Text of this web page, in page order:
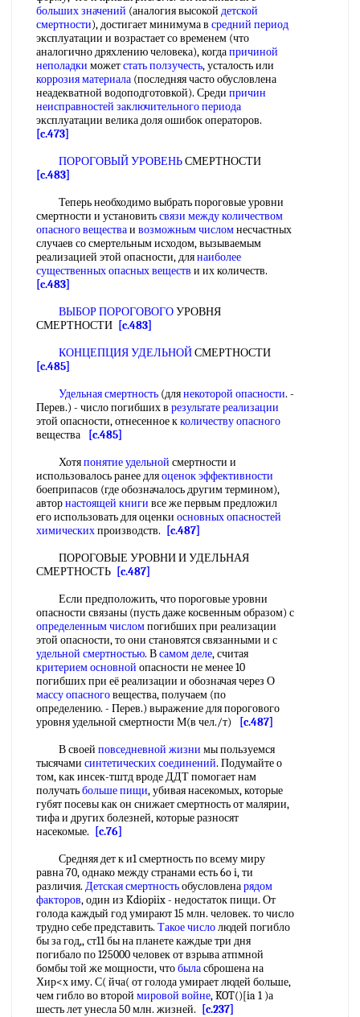
больших значений (аналогия высокой детской
смертности), достигает минимума в средний период
эксплуатации и возрастает со временем (что
аналогично дряхлению человека), когдапричиной
неполадки можетстать ползучесть, усталость или
коррозия материала (последняя часто обусловлена
неадекватной водоподготовкой). Среди причин
неисправностей заключительного периода
эксплуатации велика доля ошибок операторов.
[c.473]
ПОРОГОВЫЙ УРОВЕНЬСМЕРТНОСТИ
[c.483]
Теперь необходимо выбрать пороговые уровни
смертности и установитьсвязи междуколичеством
опасного веществаи возможным числомнесчастных
случаев со смертельным исходом, вызываемым
реализацией этой опасности, длянаиболее
существенныхопасных веществ и их количеств.
[c.483]
ВЫБОР ПОРОГОВОГОУРОВНЯ
СМЕРТНОСТИ [c.483]
КОНЦЕПЦИЯ УДЕЛЬНОЙСМЕРТНОСТИ
[c.485]
Удельная смертность (длянекоторой опасности. -
Перев.) - число погибших в результате реализации
этой опасности, отнесенное кколичеству опасного
вещества
[c.485]
Хотяпонятие удельной смертности и
использовалось ранее дляоценок эффективности
боеприпасов (где обозначалось другим термином),
авторнастоящей книги все же первым предложил
его использовать для оценки основных опасностей
химическихпроизводств.
[c.487]
ПОРОГОВЫЕ УРОВНИ И УДЕЛЬНАЯ
СМЕРТНОСТЬ [c.487]
Если предположить, что пороговые уровни
опасности связаны (пусть даже косвенным образом) с
определенным числомпогибших при реализации
этой опасности, то они становятся связанными и с
удельной смертностью. Всамом деле, считая
критерием основной опасности не менее 10
погибших при её реализации и обозначая через О
массу опасноговещества, получаем (по
определению. - Перев.) выражение для порогового
уровня удельной смертности М(в чел./т)
[c.487]
В своей повседневной жизни мы пользуемся
тысячами синтетических соединений. Подумайте о
том, как инсек-тштд вроде ДДТ помогает нам
получатьбольше пищи, убивая насекомых, которые
губят посевы как он снижает смертность от малярии,
тифа и других болезней, которые разносят
насекомые.
[c.76]
Средняя дет к и1 смертность по всему миру
равна 70, однако между странами есть 6o i, ти
различия. Детская смертностьобусловленарядом
факторов, один из Kdiopiix - недостаток пищи. От
голода каждый год умирают 15 млн. человек. то число
трудно себе представить. Такое числолюдей погибло
бы за год,, ст11 бы на планете каждые три дня
погибало по 125000 человек от взрыва атпмной
бомбы той же мощности, чтобыласброшена на
Хир<х иму. С( йча( от голода умирает людей больше,
чем гибло во второй мировой войне, KOT()[ia 1 )а
шесть лет унесла 50 млн. жизней.
[c.237]